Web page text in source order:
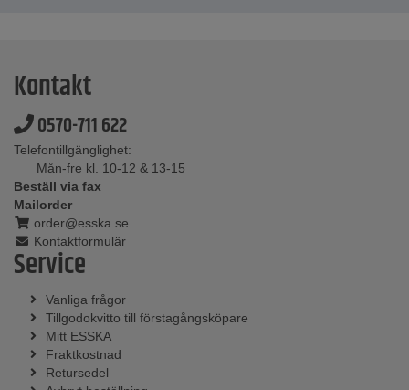
Kontakt
0570-711 622
Telefontillgänglighet:
Mån-fre kl. 10-12 & 13-15
Beställ via fax
Mailorder
order@esska.se
Kontaktformulär
Service
Vanliga frågor
Tillgodokvitto till förstagångsköpare
Mitt ESSKA
Fraktkostnad
Retursedel